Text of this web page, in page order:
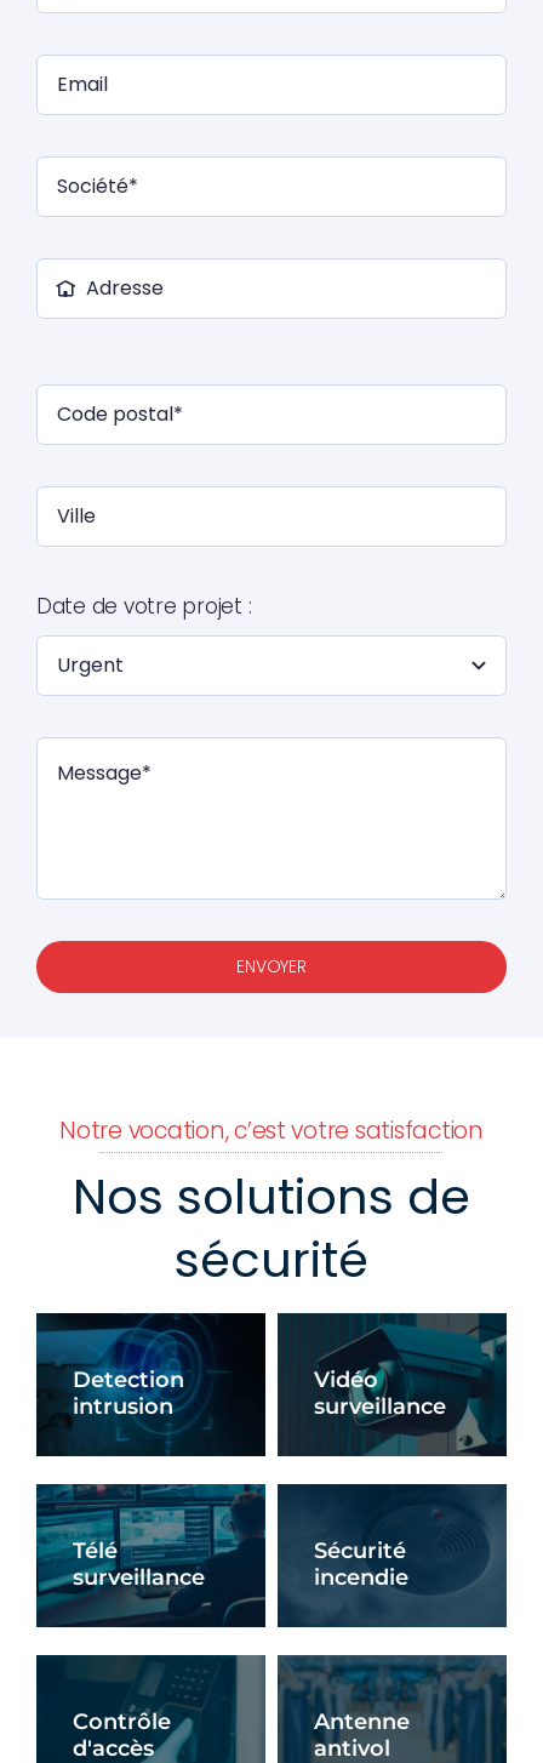
Date de votre projet :
ENVOYER
Notre vocation, c’est votre satisfaction
Nos solutions de
sécurité
Detection
intrusion
Vidéo
surveillance
Télé
surveillance
Sécurité
incendie
Contrôle
d'accès
Antenne
antivol